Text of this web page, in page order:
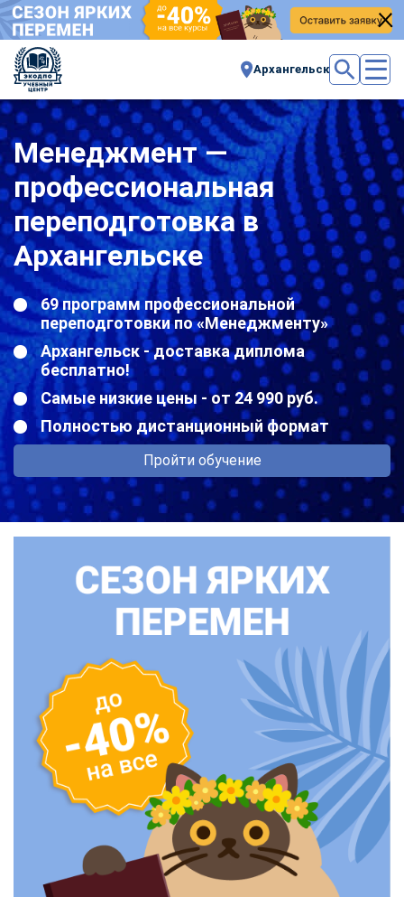
Архангельск
Менеджмент —
профессиональная
переподготовка в
Архангельске
69 программ профессиональной
переподготовки по «Менеджменту»
Архангельск - доставка диплома
бесплатно!
Самые низкие цены - от 24 990 руб.
Полностью дистанционный формат
Пройти обучение